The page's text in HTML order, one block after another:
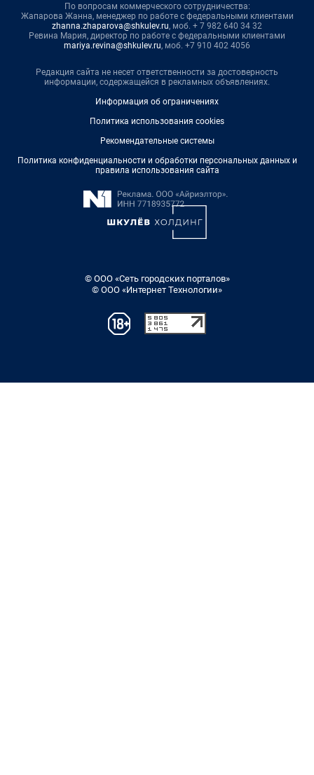
По вопросам коммерческого сотрудничества:
Жапарова Жанна, менеджер по работе с федеральными клиентами
zhanna.zhaparova@shkulev.ru, моб. + 7 982 640 34 32
Ревина Мария, директор по работе с федеральными клиентами
mariya.revina@shkulev.ru, моб. +7 910 402 4056
Редакция сайта не несет ответственности за достоверность
информации, содержащейся в рекламных объявлениях.
Информация об ограничениях
Политика использования cookies
Рекомендательные системы
Политика конфиденциальности и обработки персональных данных и
правила использования сайта
© ООО «Сеть городских порталов»
© ООО «Интернет Технологии»